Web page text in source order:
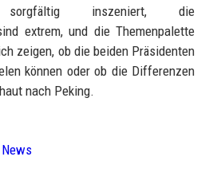
inszeniert, die
extrem, und die Themenpalette
zeigen, ob die beiden Präsidenten
können oder ob die Differenzen
nach Peking.